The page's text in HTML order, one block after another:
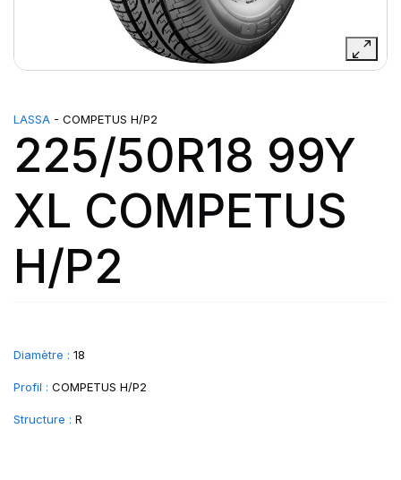
LASSA - COMPETUS H/P2
225/50R18 99Y
XL COMPETUS
H/P2
Diamètre : 18
Profil : COMPETUS H/P2
Structure : R